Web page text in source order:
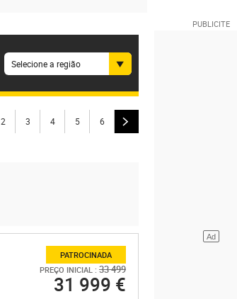
Selecione a região
2 3 4 5 6
PATROCINADA
PREÇO INICIAL : 33 499
31 999 €